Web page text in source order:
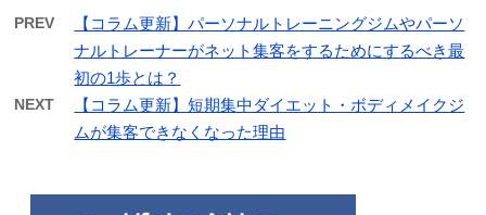
PREV
【コラム更新】パーソナルトレーニングジムやパーソ
ナルトレーナーがネット集客をするためにするべき最
初の1歩とは？
NEXT
【コラム更新】短期集中ダイエット・ボディメイクジ
ムが集客できなくなった理由